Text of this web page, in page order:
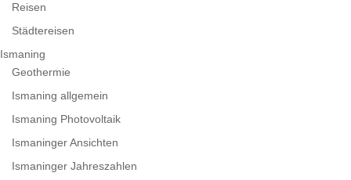
Reisen
Städtereisen
Ismaning
Geothermie
Ismaning allgemein
Ismaning Photovoltaik
Ismaninger Ansichten
Ismaninger Jahreszahlen